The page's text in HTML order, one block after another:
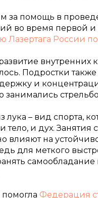
за помощь в
во время первой и
Лазертага России
внутренних
Подростки
и
занимались
лука – вид спорта,
тело, и дух. Занятия
влияют на
для меткого
самообладание
Федерация